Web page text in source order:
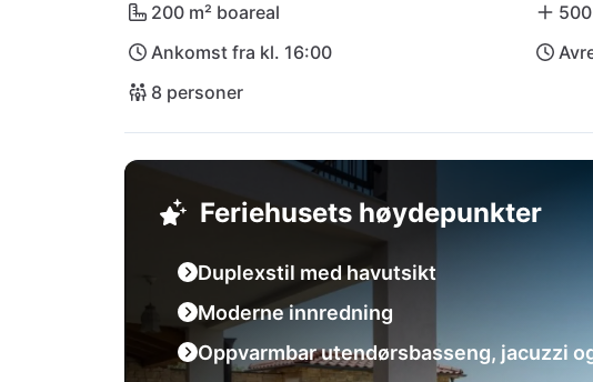
200 m² boareal
Ankomst fra kl. 16:00
8 personer
Feriehusets høydepunkter
Duplexstil med havutsikt
Moderne innredning
Oppvarmbar utendørsbasseng, jacuzzi